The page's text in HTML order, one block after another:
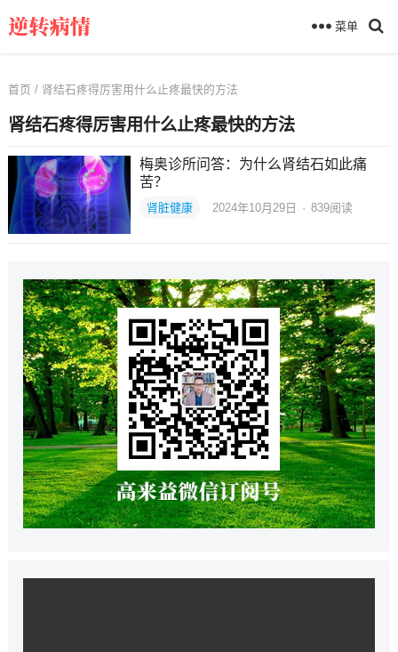
菜单
首页 / 肾结石疼得厉害用什么止疼最快的方法
肾结石疼得厉害用什么止疼最快的方法
梅奥诊所问答：为什么肾结石如此痛
苦？
肾脏健康 2024年10月29日 · 839阅读